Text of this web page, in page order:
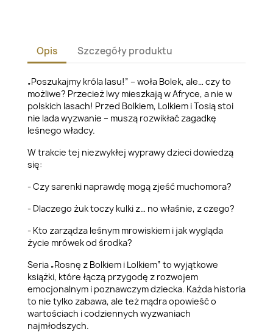
Opis Szczegóły produktu
„Poszukajmy króla lasu!” – woła Bolek, ale… czy to
możliwe? Przecież lwy mieszkają w Afryce, a nie w
polskich lasach! Przed Bolkiem, Lolkiem i Tosią stoi
nie lada wyzwanie – muszą rozwikłać zagadkę
leśnego władcy.
W trakcie tej niezwykłej wyprawy dzieci dowiedzą
się:
- Czy sarenki naprawdę mogą zjeść muchomora?
- Dlaczego żuk toczy kulki z… no właśnie, z czego?
- Kto zarządza leśnym mrowiskiem i jak wygląda
życie mrówek od środka?
Seria „Rosnę z Bolkiem i Lolkiem” to wyjątkowe
książki, które łączą przygodę z rozwojem
emocjonalnym i poznawczym dziecka. Każda historia
to nie tylko zabawa, ale też mądra opowieść o
wartościach i codziennych wyzwaniach
najmłodszych.